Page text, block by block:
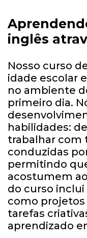
inglês
Nosso curso
idade escolar
no ambiente
primeiro dia.
habilidades:
trabalhar com
conduzidas
permitindo
acostumem
do curso
como projetos
tarefas
aprendizado